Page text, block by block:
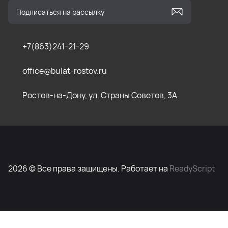
+7(863)241-21-29
office@bulat-rostov.ru
Ростов-на-Дону, ул. Страны Советов, 3А
2026 © Все права защищены. Работает на ReadyScript